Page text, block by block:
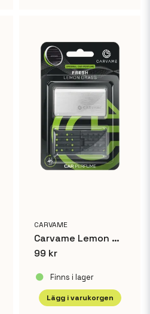
CARVAME
Carvame Lemon Grass Alu
99 kr
Finns i lager
Lägg i varukorgen